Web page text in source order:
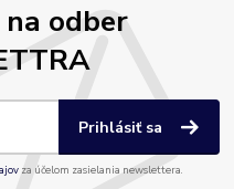
odber
Prihlásiť sa
za účelom zasielania newslettera.